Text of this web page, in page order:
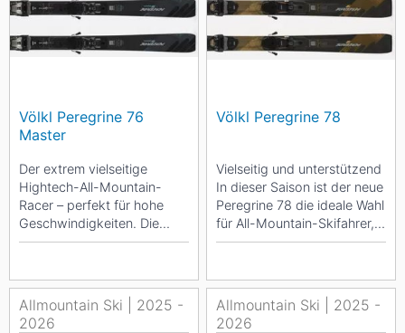
Völkl Peregrine 76
Master
Der extrem vielseitige
Hightech-All-Mountain-
Racer – perfekt für hohe
Geschwindigkeiten. Die
Master-Edition des
Völkl Peregrine 78
Vielseitig und unterstützend
In dieser Saison ist der neue
Peregrine 78 die ideale Wahl
für All-Mountain-Skifahrer,
die Spaß auf der...
Allmountain Ski | 2025 -
2026
Allmountain Ski | 2025 -
2026